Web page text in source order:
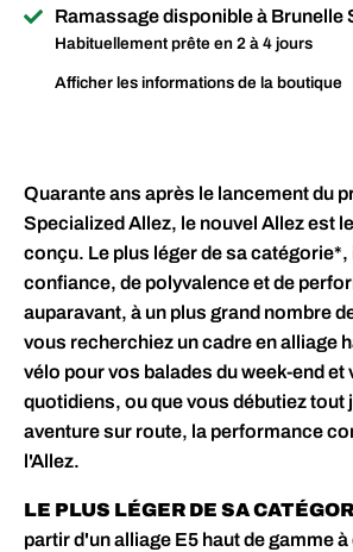
Ramassage disponible à Brunelle
Habituellement prête en 2 à 4 jours
Afficher les informations de la boutique
Quarante ans après le lancement du
Specialized Allez, le nouvel Allez est
conçu. Le plus léger de sa catégorie*,
confiance, de polyvalence et de
auparavant, à un plus grand nombre
vous recherchiez un cadre en alliage
vélo pour vos balades du week-end et
quotidiens, ou que vous débutiez tout
aventure sur route, la performance
l'Allez.
LE PLUS LÉGER DE SA
partir d'un alliage E5 haut de gamme